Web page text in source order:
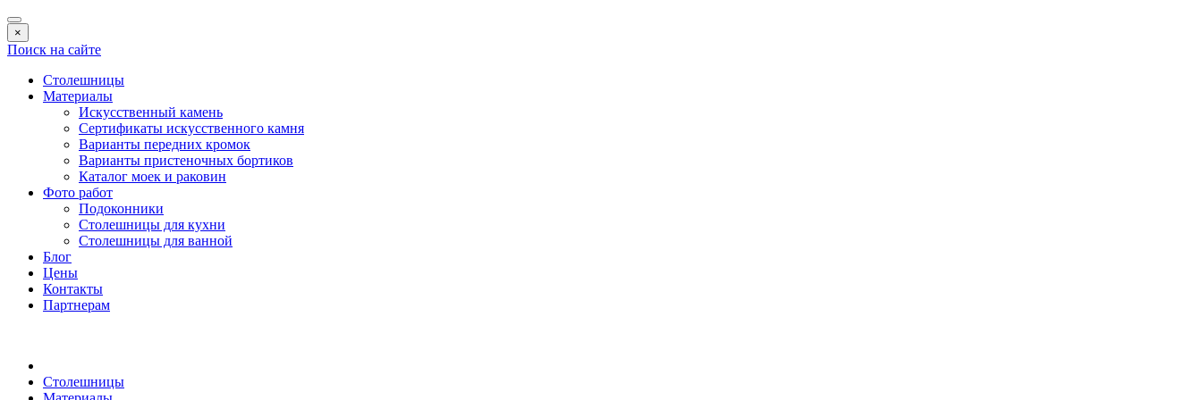
×
Поиск на сайте
Столешницы
Материалы
Искусственный камень
Сертификаты искусственного камня
Варианты передних кромок
Варианты пристеночных бортиков
Каталог моек и раковин
Фото работ
Подоконники
Столешницы для кухни
Столешницы для ванной
Блог
Цены
Контакты
Партнерам
Столешницы